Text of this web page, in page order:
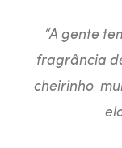
“A gente
fragrância
cheirinho